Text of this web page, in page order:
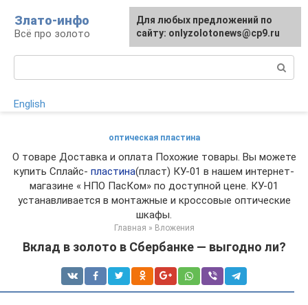
контенту
Злато-инфо
Всё про золото
English
оптическая пластина
О товаре Доставка и оплата Похожие товары. Вы можете
купить Сплайс- пластина(пласт) КУ-01 в нашем интернет-
магазине « НПО ПасКом» по доступной цене. КУ-01
устанавливается в монтажные и кроссовые оптические
шкафы.
Главная » Вложения
Вклад в золото в Сбербанке — выгодно ли?
Для любых предложений по
сайту: onlyzolotonews@cp9.ru